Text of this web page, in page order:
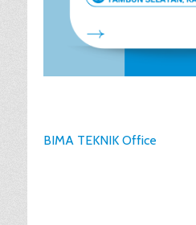
BIMA TEKNIK Office